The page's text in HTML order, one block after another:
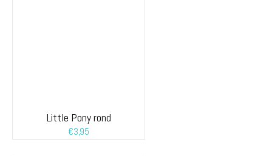
Little Pony rond
€3,95